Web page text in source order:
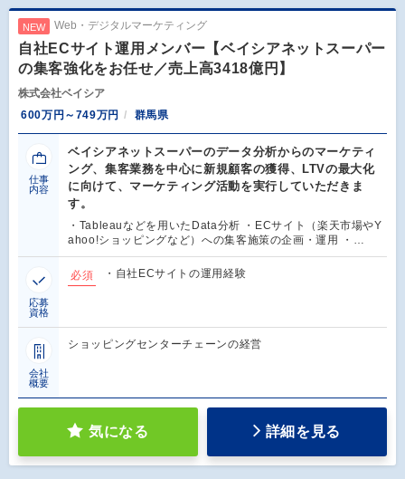
NEW Web・デジタルマーケティング
自社ECサイト運用メンバー【ベイシアネットスーパー
の集客強化をお任せ／売上高3418億円】
株式会社ベイシア
600万円～749万円
群馬県
仕事
内容
ベイシアネットスーパーのデータ分析からのマーケティ
ング、集客業務を中心に新規顧客の獲得、LTVの最大化
に向けて、マーケティング活動を実行していただきま
す。
・Tableauなどを用いたData分析 ・ECサイト（楽天市場やY
ahoo!ショッピングなど）への集客施策の企画・運用 ・…
応募
資格
必須 ・自社ECサイトの運用経験
会社
概要
ショッピングセンターチェーンの経営
気になる 詳細を見る